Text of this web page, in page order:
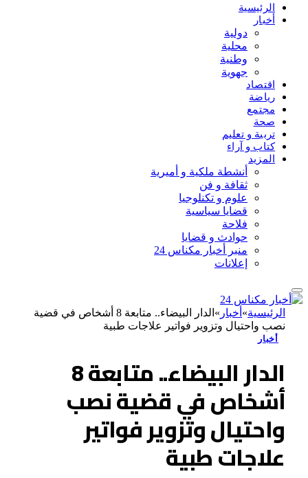
الرئيسية
أخبار
دولية
محلية
وطنية
جهوية
اقتصاد
رياضة
مجتمع
صحة
تربية و تعليم
كتاب و آراء
المزيد
أنشطة ملكية و أميرية
ثقافة و فن
علوم و تكنلوجيا
قضايا سياسية
فلاحة
حوادث و قضايا
منبر أخبار مكناس 24
إعلانات
الرئيسية» أخبار »
الدار البيضاء.. متابعة 8 أشخاص في قضية
نصب واحتيال وتزوير فواتير علاجات طبية
أخبار
الدار البيضاء.. متابعة 8
أشخاص في قضية نصب
واحتيال وتزوير فواتير
علاجات طبية